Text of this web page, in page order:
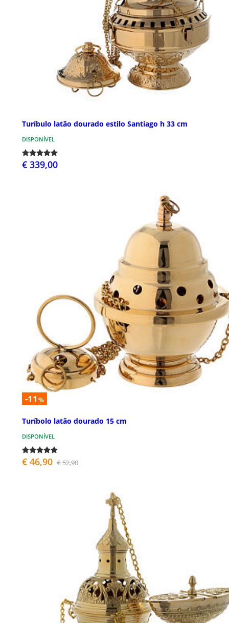
Turíbulo latão dourado estilo Santiago h 33 cm
DISPONÍVEL
€ 339,00
-11 %
Turíbolo latão dourado 15 cm
DISPONÍVEL
€ 46,90 € 52,90